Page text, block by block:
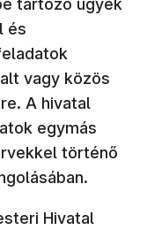
tartozó ügyek
és
vagy közös
A hivatal
egymás
történő
Hivatal